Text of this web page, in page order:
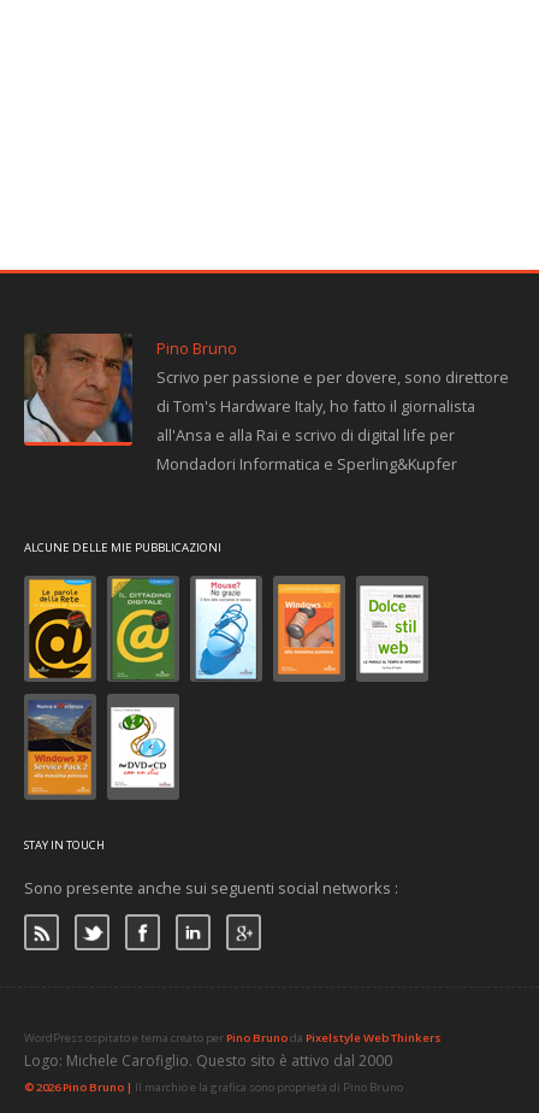
Pino Bruno
Scrivo per passione e per dovere, sono direttore
di Tom's Hardware Italy, ho fatto il giornalista
all'Ansa e alla Rai e scrivo di digital life per
Mondadori Informatica e Sperling&Kupfer
ALCUNE DELLE MIE PUBBLICAZIONI
STAY IN TOUCH
Sono presente anche sui seguenti social networks :
WordPress ospitato e tema creato perPino Brunoda Pixelstyle Web Thinkers
Logo: Michele Carofiglio. Questo sito è attivo dal 2000
© 2026 Pino Bruno | Il marchio e la grafica sono proprietà di Pino Bruno